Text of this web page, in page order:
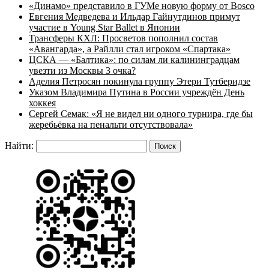
«Динамо» представило в ГУМе новую форму от Bosco
Евгения Медведева и Ильдар Гайнутдинов примут
участие в Young Star Ballet в Японии
Трансферы КХЛ: Просветов пополнил состав
«Авангарда», а Райлли стал игроком «Спартака»
ЦСКА — «Балтика»: по силам ли калининградцам
увезти из Москвы 3 очка?
Аделия Петросян покинула группу Этери Тутберидзе
Указом Владимира Путина в России учреждён День
хоккея
Сергей Семак: «Я не видел ни одного турнира, где бы
жеребьёвка на пенальти отсутствовала»
Найти: